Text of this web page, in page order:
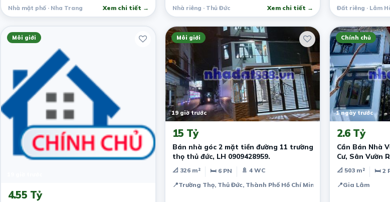
Nhà mặt phố · Nha Trang Xem chi tiết → Nhà riêng · Thủ Đức Xem chi tiết → Đất riêng · Lâm
Môi giới
4.55 Tỷ
Môi giới
19 giờ trước
15 Tỷ
Bán nhà góc 2 mặt tiền đường 11 trường
thọ thủ đức, LH 0909428959.
📐 326 m² 🛏 6 PN
🚿 4 WC
📍Trường Thọ, Thủ Đức, Thành Phố Hồ Chí Minh
Chính chủ
1 ngày trước
2.6 Tỷ
Cần Bán Nhà
Cư, Sân Vườn
📐 503 m² 🛏 2
📍Gia Lâm